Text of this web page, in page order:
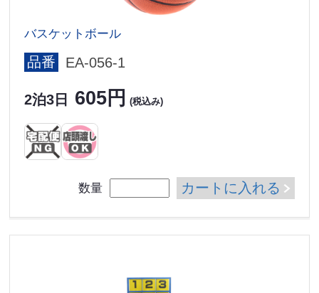
バスケットボール
品番 EA-056-1
2泊3日 605円 (税込み)
数量 カートに入れる